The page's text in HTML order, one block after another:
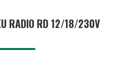
RADIO RD 12/18/230V